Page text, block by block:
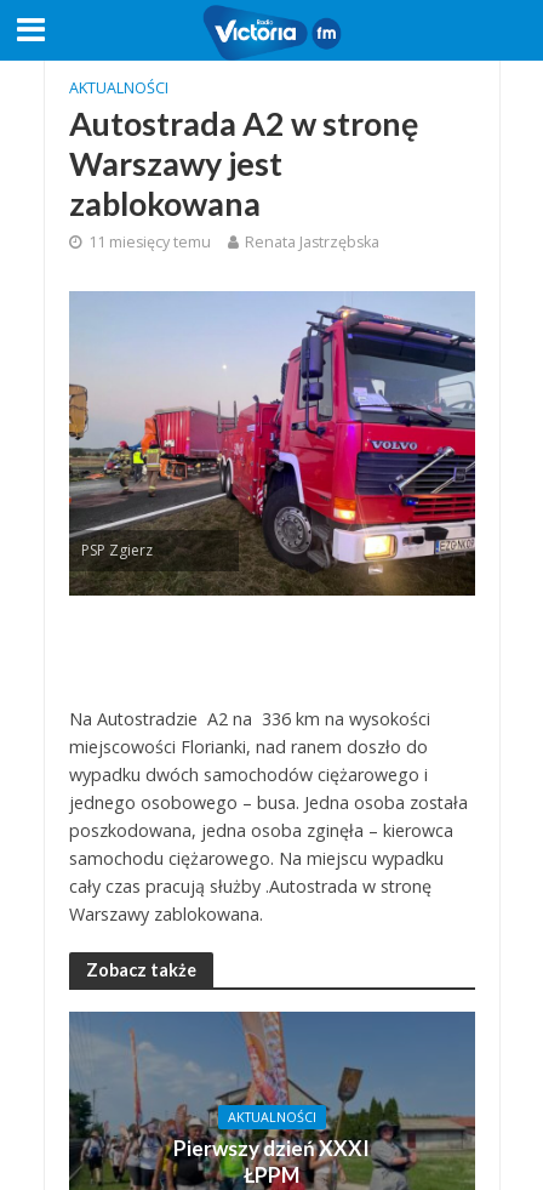
AKTUALNOŚCI
Autostrada A2 w stronę
Warszawy jest
zablokowana
11 miesięcy temu Renata Jastrzębska
PSP Zgierz
Na Autostradzie A2 na 336 km na wysokości
miejscowości Florianki, nad ranem doszło do
wypadku dwóch samochodów ciężarowego i
jednego osobowego – busa. Jedna osoba została
poszkodowana, jedna osoba zginęła – kierowca
samochodu ciężarowego. Na miejscu wypadku
cały czas pracują służby .Autostrada w stronę
Warszawy zablokowana.
Zobacz także
AKTUALNOŚCI
Pierwszy dzień XXXI
ŁPPM